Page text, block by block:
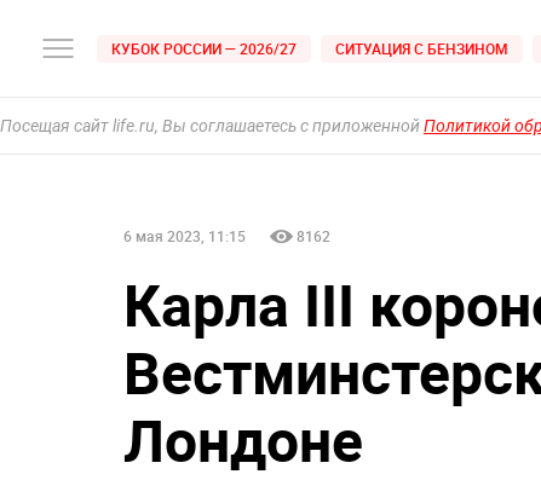
КУБОК РОССИИ — 2026/27 СИТУАЦИЯ С БЕНЗИНОМ
Посещая сайт life.ru, Вы соглашаетесь с приложеннойПолитикой
6 мая 2023, 11:15 8162
Карла III
Лондоне